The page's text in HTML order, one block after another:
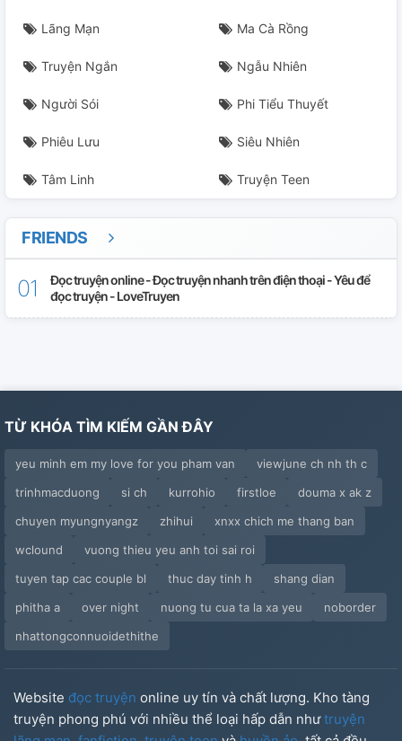
Lãng Mạn Ma Cà Rồng
Truyện Ngắn Ngẫu Nhiên
Người Sói Phi Tiểu Thuyết
Phiêu Lưu Siêu Nhiên
Tâm Linh Truyện Teen
FRIENDS
Đọc truyện online - Đọc truyện nhanh trên điện thoại - Yêu để
đọc truyện - LoveTruyen
TỪ KHÓA TÌM KIẾM GẦN ĐÂY
yeu minh em my love for you pham van
viewjune ch nh th c
trinhmacduong
si ch kurrohio firstloe
douma x ak z
chuyen myungnyangz
zhihui
xnxx chich me thang ban
wclound
vuong thieu yeu anh toi sai roi
tuyen tap cac couple bl
thuc day tinh h
shang dian
phitha a
over night nuong tu cua ta la xa yeu
noborder
nhattongconnuoidethithe
Website đọc truyện online uy tín và chất lượng. Kho tàng
truyện phong phú với nhiều thể loại hấp dẫn nhưtruyện